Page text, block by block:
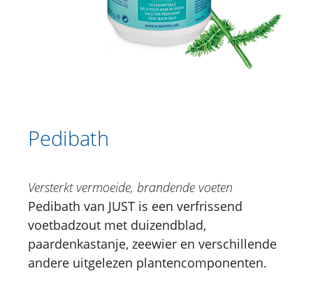
Kruidencrèmes
Voetverzorging
Pedibalm
Just for Men
Aromatherapie
Sun Care
Pedibath
Versterkt vermoeide, brandende voeten
Pedibath van JUST is een verfrissend
voetbadzout met duizendblad,
paardenkastanje, zeewier en verschillende
andere uitgelezen plantencomponenten.